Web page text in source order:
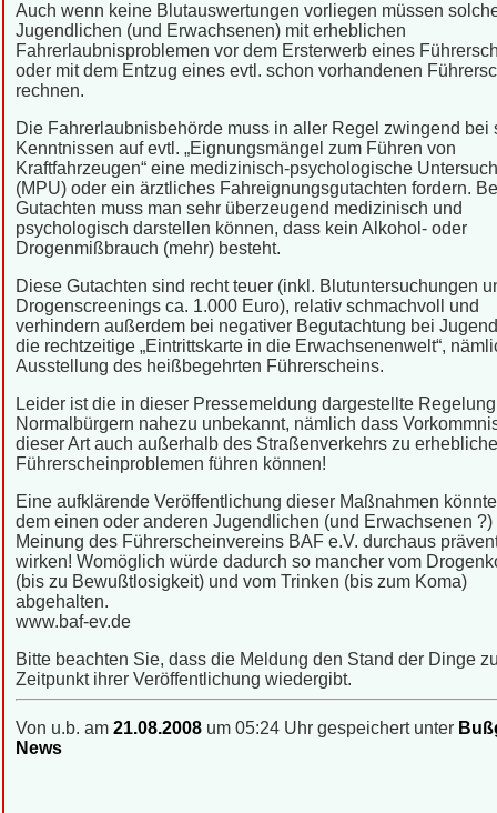
Auch wenn keine Blutauswertungen vorliegen müssen
Jugendlichen (und Erwachsenen) mit erheblichen
Fahrerlaubnisproblemen vor dem Ersterwerb eines
oder mit dem Entzug eines evtl. schon vorhandenen
rechnen.
Die Fahrerlaubnisbehörde muss in aller Regel zwingend bei
Kenntnissen auf evtl. „Eignungsmängel zum Führen von
Kraftfahrzeugen“ eine medizinisch-psychologische
(MPU) oder ein ärztliches Fahreignungsgutachten fordern.
Gutachten muss man sehr überzeugend medizinisch und
psychologisch darstellen können, dass kein Alkohol- oder
Drogenmißbrauch (mehr) besteht.
Diese Gutachten sind recht teuer (inkl. Blutuntersuchungen
Drogenscreenings ca. 1.000 Euro), relativ schmachvoll und
verhindern außerdem bei negativer Begutachtung bei
die rechtzeitige „Eintrittskarte in die Erwachsenenwelt“,
Ausstellung des heißbegehrten Führerscheins.
Leider ist die in dieser Pressemeldung dargestellte
Normalbürgern nahezu unbekannt, nämlich dass
dieser Art auch außerhalb des Straßenverkehrs zu
Führerscheinproblemen führen können!
Eine aufklärende Veröffentlichung dieser Maßnahmen
dem einen oder anderen Jugendlichen (und Erwachsenen ?)
Meinung des Führerscheinvereins BAF e.V. durchaus
wirken! Womöglich würde dadurch so mancher vom
(bis zu Bewußtlosigkeit) und vom Trinken (bis zum Koma)
abgehalten.
www.baf-ev.de
Bitte beachten Sie, dass die Meldung den Stand der Dinge
Zeitpunkt ihrer Veröffentlichung wiedergibt.
Von u.b. am 21.08.2008 um 05:24 Uhr gespeichert unter
News